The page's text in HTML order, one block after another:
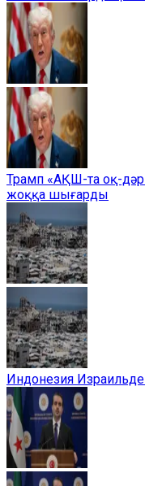
Трамп «АҚШ-та оқ-
жоққа шығарды
Индонезия